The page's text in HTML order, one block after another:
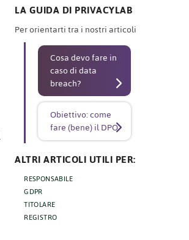
LA GUIDA DI PRIVACYLAB
Per orientarti tra i nostri articoli
Cosa devo fare in
caso di data
breach?
Obiettivo: come
fare (bene) il DPO
ALTRI ARTICOLI UTILI PER:
RESPONSABILE
GDPR
TITOLARE
REGISTRO